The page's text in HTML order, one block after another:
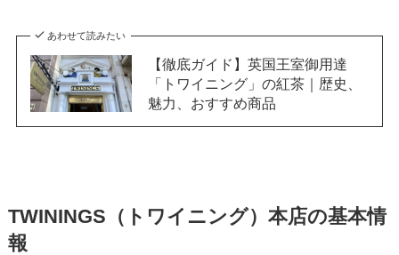
あわせて読みたい
【徹底ガイド】英国王室御用達
「トワイニング」の紅茶｜歴史、
魅力、おすすめ商品
TWININGS（トワイニング）本店の基本情
報